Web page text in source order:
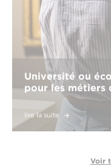
Université ou
pour les métiers
lire la suite
Voir